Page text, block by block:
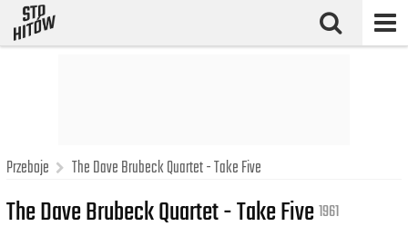
Przeboje The Dave Brubeck Quartet - Take Five
The Dave Brubeck Quartet - Take Five1961